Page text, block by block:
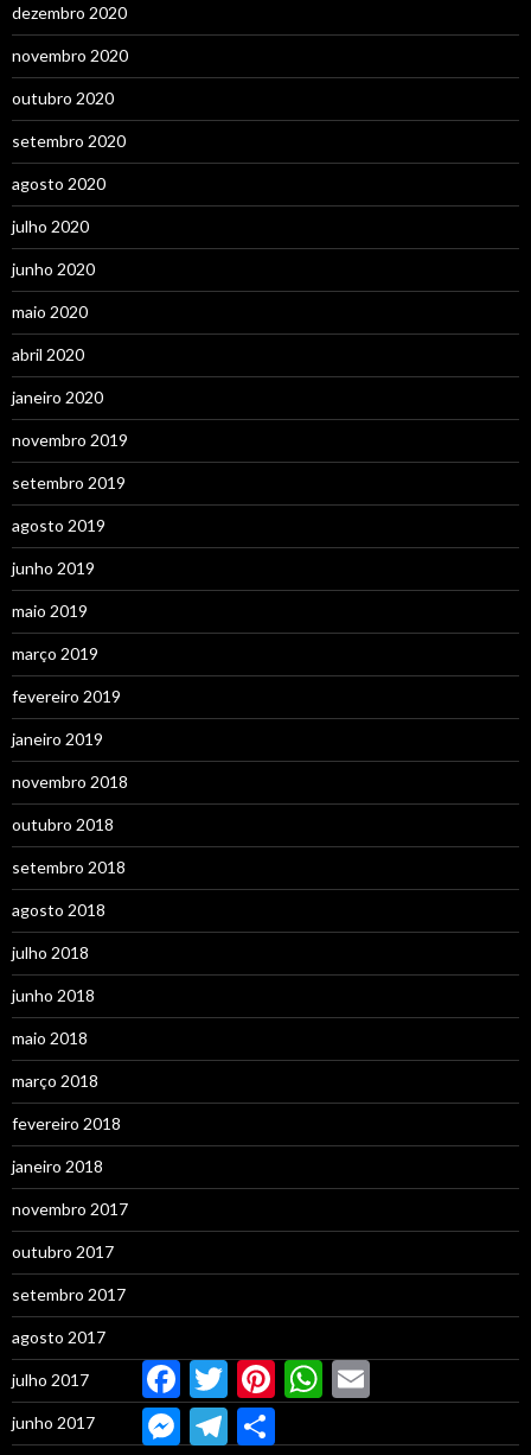
dezembro 2020
novembro 2020
outubro 2020
setembro 2020
agosto 2020
julho 2020
junho 2020
maio 2020
abril 2020
janeiro 2020
novembro 2019
setembro 2019
agosto 2019
junho 2019
maio 2019
março 2019
fevereiro 2019
janeiro 2019
novembro 2018
outubro 2018
setembro 2018
agosto 2018
julho 2018
junho 2018
maio 2018
março 2018
fevereiro 2018
janeiro 2018
novembro 2017
outubro 2017
setembro 2017
agosto 2017
julho 2017
junho 2017
FacebookTwitterPinterestWhatsApp
MessengerTelegram